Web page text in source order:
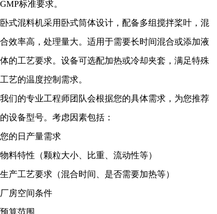
GMP标准要求。
卧式混料机采用卧式筒体设计，配备多组搅拌桨叶，混
合效率高，处理量大。适用于需要长时间混合或添加液
体的工艺要求。设备可选配加热或冷却夹套，满足特殊
工艺的温度控制需求。
我们的专业工程师团队会根据您的具体需求，为您推荐
的设备型号。考虑因素包括：
您的日产量需求
物料特性（颗粒大小、比重、流动性等）
生产工艺要求（混合时间、是否需要加热等）
厂房空间条件
预算范围